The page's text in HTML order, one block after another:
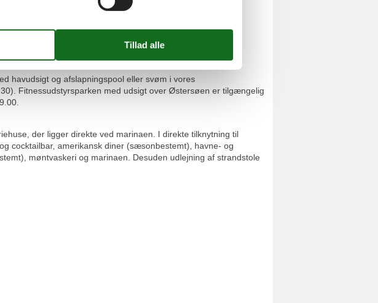
havudsigt og afslapningspool eller svøm i vores
Fitnessudstyrsparken med udsigt over Østersøen er tilgængelig
der ligger direkte ved marinaen. I direkte tilknytning til
cocktailbar, amerikansk diner (sæsonbestemt), havne- og
møntvaskeri og marinaen. Desuden udlejning af strandstole